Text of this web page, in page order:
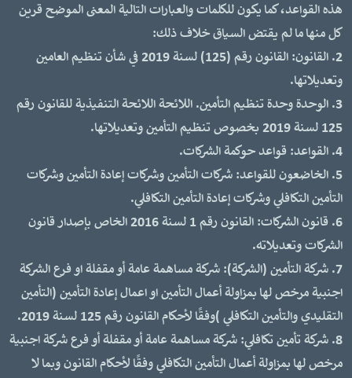
هذه القواعد، كما يكون للكلمات والعبارات التالية المعنى الموضح قرين
كل منها ما لم يقتض السياق خلاف ذلك:
2. القانون: القانون رقم (125) لسنة 2019 في شأن تنظيم العامين
وتعديلاتها.
3. الوحدة وحدة تنظيم التأمين. اللائحة اللائحة التنفيذية للقانون رقم
125 لسنة 2019 بخصوص تنظيم التأمين وتعديلاتها.
4. القواعد: قواعد حوكمة الشركات.
5. الخاضعون للقواعد: شركات التأمين وشركات إعادة التأمين وشركات
التأمين التكافلي وشركات إعادة التأمين التكافلي.
6. قانون الشركات: القانون رقم 1 لسنة 2016 الخاص بإصدار قانون
الشركات وتعديلاته.
7. شركة التأمين (الشركة): شركة مساهمة عامة أو مقفلة او فرع الشركة
اجنبية مرخص لها بمزاولة أعمال التأمين او اعمال إعادة التأمين (التأمين
التقليدي والتأمين التكافلي )وفقًا لأحكام القانون رقم 125 لسنة 2019.
8. شركة تأمين تكافلي: شركة مساهمة عامة أو مقفلة أو فرع شركة اجنبية
مرخص لها بمزاولة أعمال التأمين التكافلي وفقًا لأحكام القانون وبما لا